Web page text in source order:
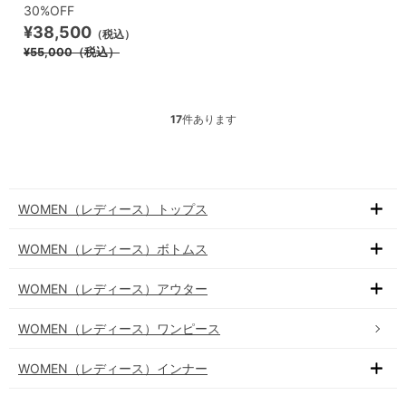
30%OFF
¥38,500 （税込）
¥55,000（税込）
17件あります
WOMEN（レディース）トップス
WOMEN（レディース）ボトムス
WOMEN（レディース）アウター
WOMEN（レディース）ワンピース
WOMEN（レディース）インナー